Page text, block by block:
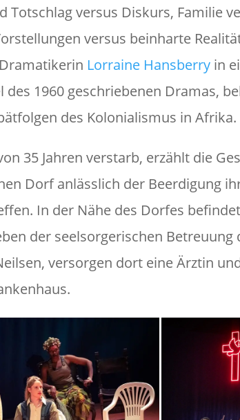
Totschlag versus Diskurs, Familie
versus beinharte
Lorraine Hansberry in
des 1960 geschriebenen Dramas,
des Kolonialismus in Afrika.
35 Jahren verstarb, erzählt die
Dorf anlässlich der Beerdigung
In der Nähe des Dorfes
der seelsorgerischen Betreuung
versorgen dort eine Ärztin